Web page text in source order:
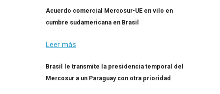
Acuerdo comercial Mercosur-UE en vilo en
cumbre sudamericana en Brasil
Leer más
Brasil le transmite la presidencia temporal del
Mercosur a un Paraguay con otra prioridad